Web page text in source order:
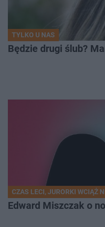
TYLKO U NAS
Będzie drugi ślub?
CZAS LECI, JURORKI WCIĄŻ
Edward Miszczak o